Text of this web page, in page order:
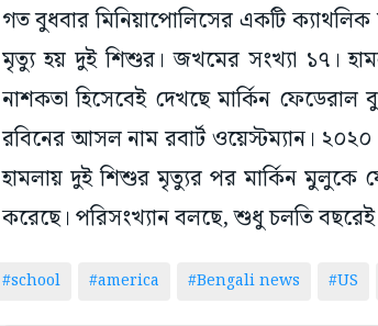
গত বুধবার মিনিয়াপোলিসের একটি ক্যাথলিক
মৃত্যু হয় দুই শিশুর। জখমের সংখ্যা ১৭।
নাশকতা হিসেবেই দেখছে মার্কিন
রবিনের আসল নাম রবার্ট ওয়েস্টম্যান।
হামলায় দুই শিশুর মৃত্যুর পর মার্কিন মুলুকে
করেছে। পরিসংখ্যান বলছে, শুধু চলতি বছরেই
#school #america #Bengali news #US